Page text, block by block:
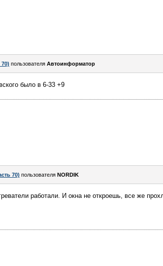
пользователя Автоинформатор
было в 6-33 +9
70) пользователя NORDIK
работали. И окна не откроешь, все же